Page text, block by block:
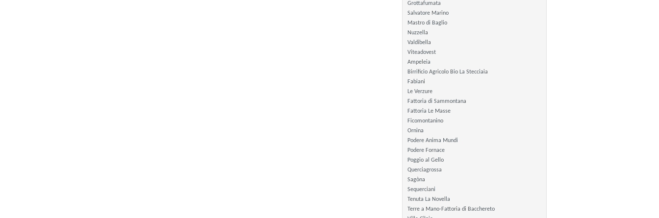
Grottafumata
Salvatore Marino
Mastro di Baglio
Nuzzella
Valdibella
Viteadovest
Ampeleia
Birrificio Agricolo Bio La Stecciaia
Fabiani
Le Verzure
Fattoria di Sammontana
Fattoria Le Masse
Ficomontanino
Ornina
Podere Anima Mundi
Podere Fornace
Poggio al Gello
Querciagrossa
Sagòna
Sequerciani
Tenuta La Novella
Terre a Mano-Fattoria di Bacchereto